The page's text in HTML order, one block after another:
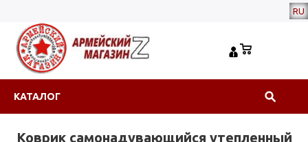
RU
КАТАЛОГ
Коврик самонадувающийся утепленный